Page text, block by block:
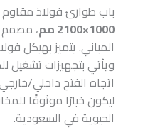
باب طوارئ فولاذ
1000×2100 مم
، مصمم
المباني. يتميز بهيكل
ويأتي بتجهيزات تشغيل
اتجاه الفتح داخلي/
ليكون خيارًا موثوقًا
الحيوية في السعودية.